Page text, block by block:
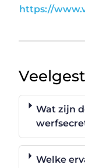
https://
Wat zijn
Welke